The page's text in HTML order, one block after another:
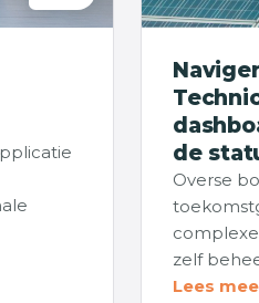
de
Overse
zelf
Lees